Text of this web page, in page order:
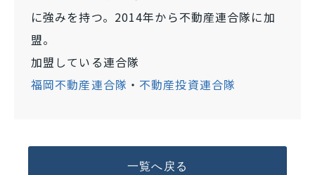
に強みを持つ。2014年から不動産連合隊に加
盟。
加盟している連合隊
福岡不動産連合隊 ・ 不動産投資連合隊
一覧へ戻る